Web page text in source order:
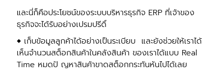
และนี่ก็คือประโยชน์ของระบบบริหารธุรกิจ ERP ที่เจ้าของ
ธุรกิจจะได้รับอย่างเปรมปรีดิ์
◆เก็บข้อมูลลูกค้าได้อย่างเป็นระเบียบ และยังช่วยให้เราได้
เห็นจํานวนสต็อกสินค้าในคลังสินค้า ของเราได้แบบ Real
Time หมดปั ญหาสินค้าขาดสต็อกกระทันหันไปได้เลย